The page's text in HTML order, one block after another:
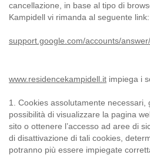
cancellazione, in base al tipo di
Kampidell vi rimanda al seguente link:
support.google.com/accounts/
www.residencekampidell.it impiega i
1. Cookies assolutamente necessari,
possibilità di visualizzare la pagina
sito o ottenere l’accesso ad aree di
di disattivazione di tali cookies,
potranno più essere impiegate